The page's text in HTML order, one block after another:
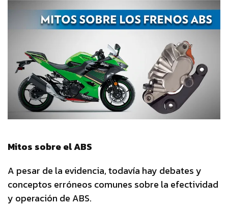
Mitos sobre el ABS
A pesar de la evidencia, todavía hay debates y
conceptos erróneos comunes sobre la efectividad
y operación de ABS.